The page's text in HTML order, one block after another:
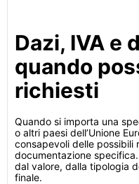
Dazi, IVA e
quando
richiesti
Quando si importa una
o altri paesi dell’Unione
consapevoli delle possibili
documentazione
dal valore, dalla tipologia
finale.